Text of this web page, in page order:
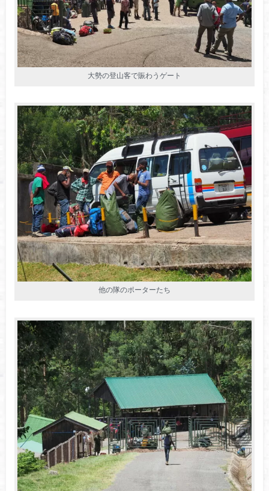
大勢の登山客で賑わうゲート
他の隊のポーターたち